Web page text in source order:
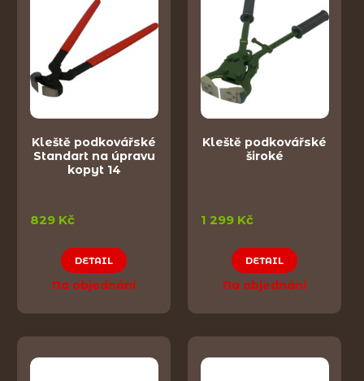
Kleště podkovářské
Standart na úpravu
kopyt 14
829 Kč
DETAIL
Na objednání
Kleště podkovářské
široké
1 299 Kč
DETAIL
Na objednání